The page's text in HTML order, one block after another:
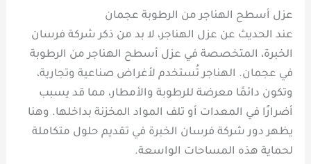
عزل أسطح الهناجر من الرطوبة عجمان
عند الحديث عن عزل الهناجر، لا بد من ذكر شركة فرسان
الخبرة، المتخصصة في عزل أسطح الهناجر من الرطوبة
في عجمان. الهناجر تُستخدم لأغراض صناعية وتجارية،
وتكون دائمًا معرضة للرطوبة والأمطار، مما قد يسبب
أضرارًا في المعدات أو تلف المواد المخزنة بداخلها. وهنا
يظهر دور شركة فرسان الخبرة في تقديم حلول متكاملة
لحماية هذه المساحات الواسعة.